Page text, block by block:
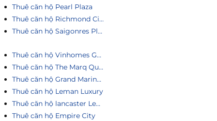
Thuê căn hộ Pearl Plaza
Thuê căn hộ Richmond City
Thuê căn hộ Saigonres Plaza
Thuê căn hộ Vinhomes Golden River
Thuê căn hộ The Marq Quận 1
Thuê căn hộ Grand Marina Saigon
Thuê căn hộ Leman Luxury
Thuê căn hộ lancaster Legacy
Thuê căn hộ Empire City